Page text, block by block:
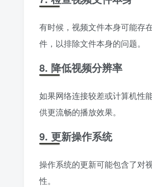
有时候，视频文件本身可能存
件，以排除文件本身的问题。
8. 降低视频分辨率
如果网络连接较差或计算机性
供更流畅的播放效果。
9. 更新操作系统
操作系统的更新可能包含了对
性。